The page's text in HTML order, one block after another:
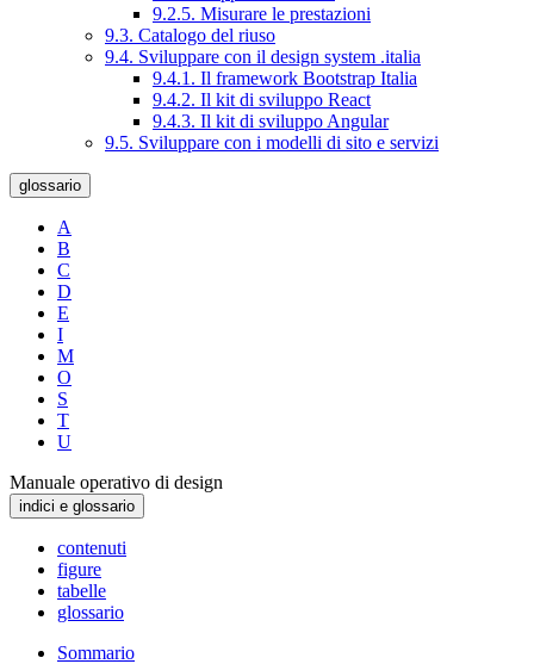
9.2.5. Misurare le prestazioni
9.3. Catalogo del riuso
9.4. Sviluppare con il design system .italia
9.4.1. Il framework Bootstrap Italia
9.4.2. Il kit di sviluppo React
9.4.3. Il kit di sviluppo Angular
9.5. Sviluppare con i modelli di sito e servizi
glossario
A
B
C
D
E
I
M
O
S
T
U
Manuale operativo di design
indici e glossario
contenuti
figure
tabelle
glossario
Sommario